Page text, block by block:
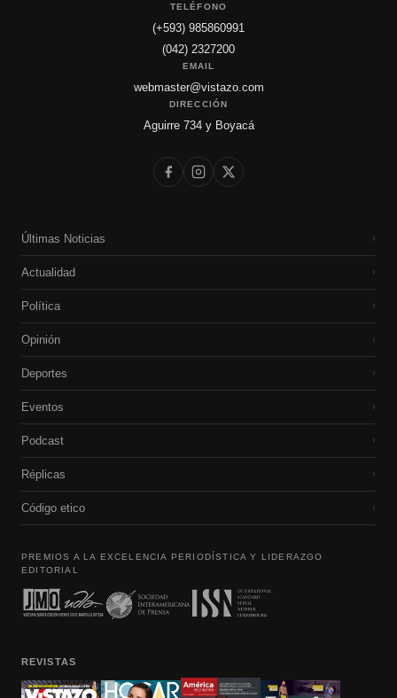
TELÉFONO
(+593) 985860991
(042) 2327200
EMAIL
webmaster@vistazo.com
DIRECCIÓN
Aguirre 734 y Boyacá
Últimas Noticias ›
Actualidad ›
Política ›
Opinión ›
Deportes ›
Eventos ›
Podcast ›
Réplicas ›
Código etico ›
PREMIOS A LA EXCELENCIA PERIODÍSTICA Y LIDERAZGO
EDITORIAL
REVISTAS